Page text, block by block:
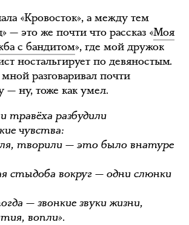
«Кровосток», а между тем
— это же почти что рассказ «Моя
с бандитом», где мой дружок
ностальгирует по девяностым.
разговаривал почти
— ну, тоже как умел.
травёха разбудили
чувства:
творили — это было внатуре
стыдоба вокруг — одни слюнки
— звонкие звуки жизни,
вопли».